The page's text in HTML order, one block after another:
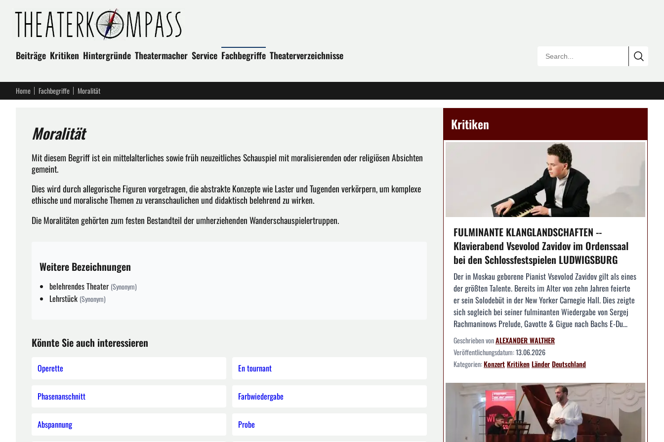
Beiträge Kritiken Hintergründe Theatermacher Service Fachbegriffe Theaterverzeichnisse
Home Fachbegriffe Moralität
Moralität
Mit diesem Begriff ist ein mittelalterliches sowie früh neuzeitliches Schauspiel mit moralisierenden oder religiösen Absichten
gemeint.
Dies wird durch allegorische Figuren vorgetragen, die abstrakte Konzepte wie Laster und Tugenden verkörpern, um komplexe
ethische und moralische Themen zu veranschaulichen und didaktisch belehrend zu wirken.
Die Moralitäten gehörten zum festen Bestandteil der umherziehenden Wanderschauspielertruppen.
Weitere Bezeichnungen
belehrendes Theater (Synonym)
Lehrstück (Synonym)
Könnte Sie auch interessieren
Operette En tournant
Phasenanschnitt Farbwiedergabe
Abspannung Probe
Kritiken
FULMINANTE KLANGLANDSCHAFTEN --
Klavierabend Vsevolod Zavidov im Ordenssaal
bei den Schlossfestspielen LUDWIGSBURG
Der in Moskau geborene Pianist Vsevolod Zavidov gilt als eines
der größten Talente. Bereits im Alter von zehn Jahren feierte
er sein Solodebüt in der New Yorker Carnegie Hall. Dies zeigte
sich sogleich bei seiner fulminanten Wiedergabe von Sergej
Rachmaninows Prelude, Gavotte & Gigue nach Bachs E-Du...
Geschrieben vonALEXANDER WALTHER
Veröffentlichungsdatum:13.06.2026
Kategorien:KonzertKritikenLänderDeutschland